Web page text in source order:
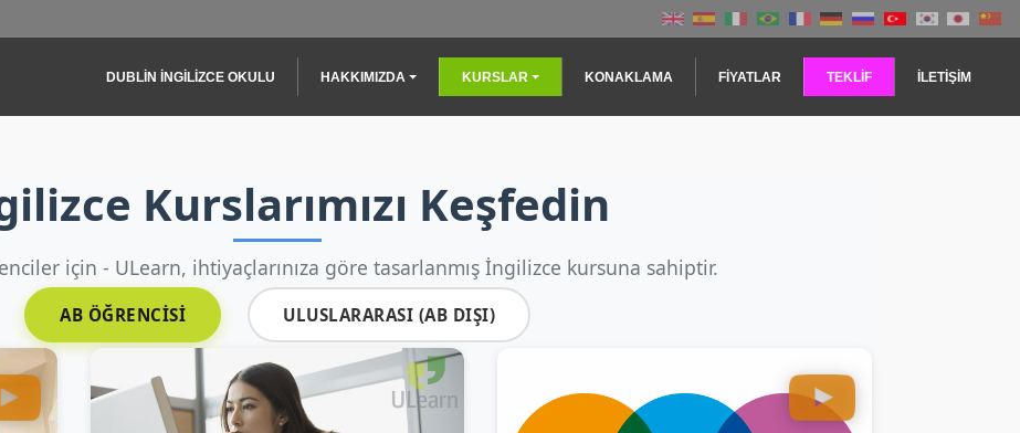
Main navigation
DUBLIN İNGILIZCE OKULU HAKKIMIZDA KURSLAR KONAKLAMA FIYATLAR TEKLİF İLETIŞIM
Kurslarımızı Keşfedin
için - ULearn, ihtiyaçlarınıza göre tasarlanmış İngilizce kursuna sahiptir.
AB ÖĞRENCİSİ ULUSLARARASI (AB DIŞI)